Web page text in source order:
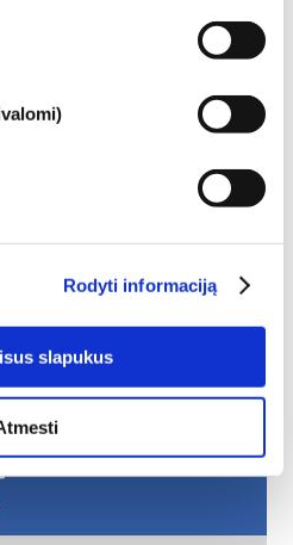
Rodyti informaciją
slapukus
medžiagų grupėms
dalys
yra reglamentuojamos.
sudedamosioms
taikomi kiti reglamentai
savo